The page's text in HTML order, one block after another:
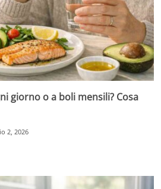
giorno o a boli mensili? Cosa
2, 2026